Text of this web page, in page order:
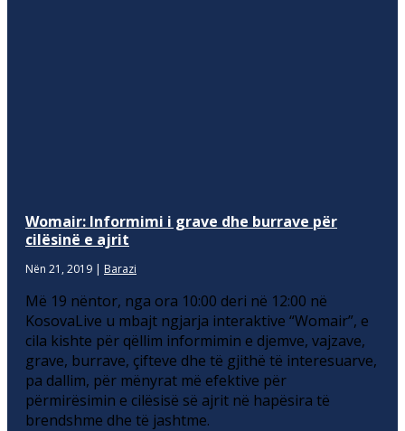
Womair: Informimi i grave dhe burrave për
cilësinë e ajrit
Nën 21, 2019 | Barazi
Më 19 nëntor, nga ora 10:00 deri në 12:00 në
KosovaLive u mbajt ngjarja interaktive “Womair”, e
cila kishte për qëllim informimin e djemve, vajzave,
grave, burrave, çifteve dhe të gjithë të interesuarve,
pa dallim, për mënyrat më efektive për
përmirësimin e cilësisë së ajrit në hapësira të
brendshme dhe të jashtme.